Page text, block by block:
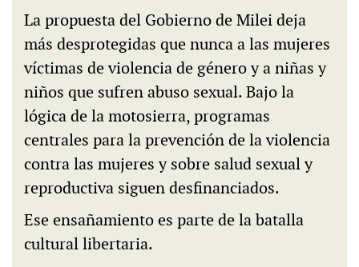
La propuesta del Gobierno de Milei deja
más desprotegidas que nunca a las mujeres
víctimas de violencia de género y a niñas y
niños que sufren abuso sexual. Bajo la
lógica de la motosierra, programas
centrales para la prevención de la violencia
contra las mujeres y sobre salud sexual y
reproductiva siguen desfinanciados.
Ese ensañamiento es parte de la batalla
cultural libertaria.